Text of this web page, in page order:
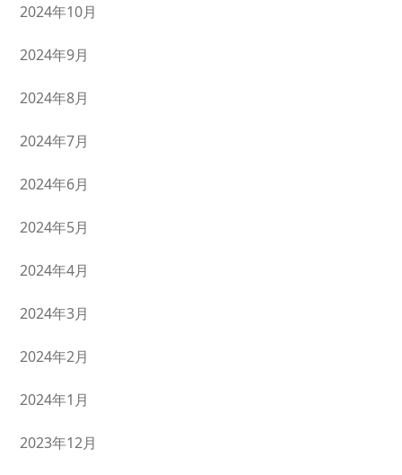
2024年10月
2024年9月
2024年8月
2024年7月
2024年6月
2024年5月
2024年4月
2024年3月
2024年2月
2024年1月
2023年12月